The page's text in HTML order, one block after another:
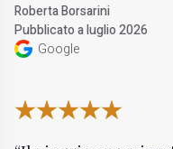
Roberta Borsarini
Pubblicato a luglio 2026
Google